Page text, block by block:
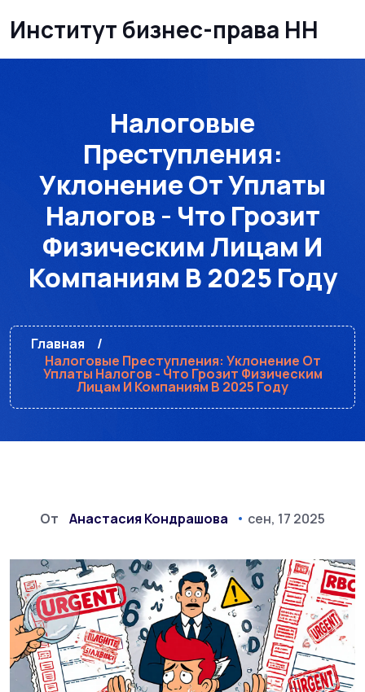
Институт бизнес-права НН
Налоговые
Преступления:
Уклонение От Уплаты
Налогов - Что Грозит
Физическим Лицам И
Компаниям В 2025 Году
Главная
Налоговые Преступления: Уклонение От
Уплаты Налогов - Что Грозит Физическим
Лицам И Компаниям В 2025 Году
От Анастасия Кондрашова сен, 17 2025